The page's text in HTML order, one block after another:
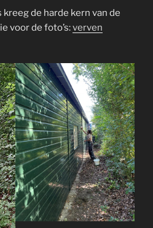
kreeg de harde kern van de
voor de foto’s:verven